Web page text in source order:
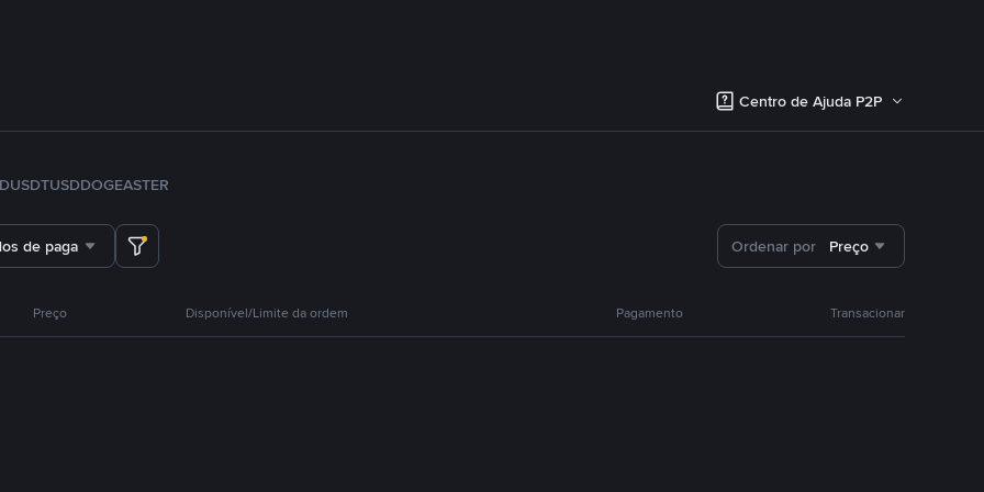
Centro de Ajuda P2P
TUSDDOGEASTER
de pagamento Ordenar por Preço
Preço Disponível/Limite da ordem Pagamento Transacionar